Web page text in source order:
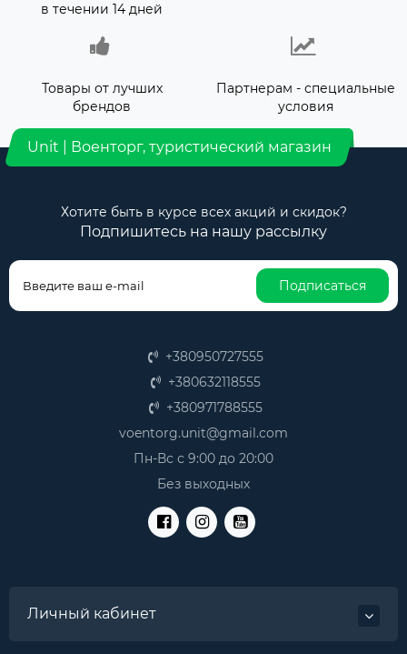
в течении 14 дней
Товары от лучших
брендов
Партнерам - специальные
условия
Unit | Военторг, туристический магазин
Хотите быть в курсе всех акций и скидок?
Подпишитесь на нашу рассылку
Подписаться
+380950727555
+380632118555
+380971788555
voentorg.unit@gmail.com
Пн-Вс с 9:00 до 20:00
Без выходных
Личный кабинет